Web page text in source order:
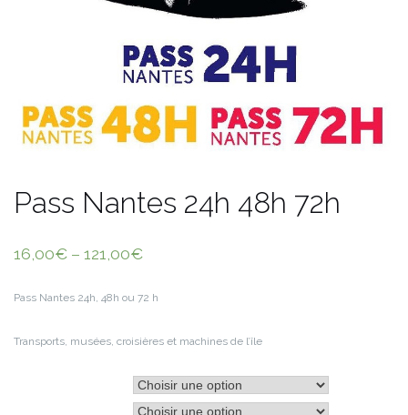
Pass Nantes 24h 48h 72h
16,00€ – 121,00€
Pass Nantes 24h, 48h ou 72 h
Transports, musées, croisières et machines de l’île